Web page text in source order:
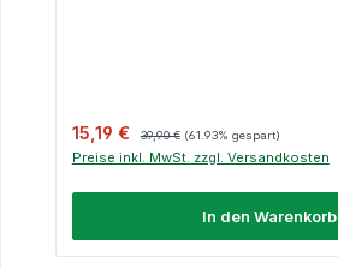
Verkaufspreis:
15,19 € Regulärer Preis:
39,90 € (61.93% gespart)
Preise inkl. MwSt. zzgl. Versandkosten
In den Warenkorb